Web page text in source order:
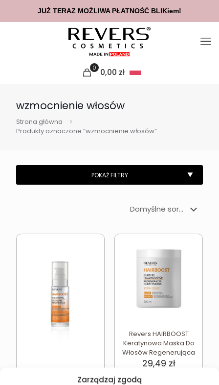
Zarządzaj zgodą
0 0,00 zł
wzmocnienie włosów
Strona główna
Produkty oznaczone “wzmocnienie włosów”
Włosów Revers
Revers HAIRBOOST
Keratynowa Maska Do
Włosów Regenerująca
29,49 zł
JUŻ TERAZ MOŻLIWA PŁATNOŚĆ BLIKiem!